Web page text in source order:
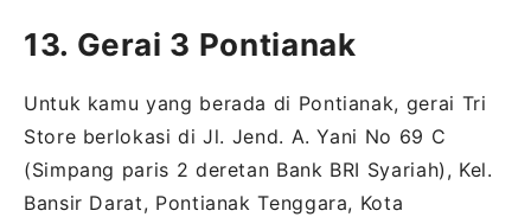
13. Gerai 3 Pontianak
Untuk kamu yang berada di Pontianak, gerai Tri
Store berlokasi di Jl. Jend. A. Yani No 69 C
(Simpang paris 2 deretan Bank BRI Syariah), Kel.
Bansir Darat, Pontianak Tenggara, Kota